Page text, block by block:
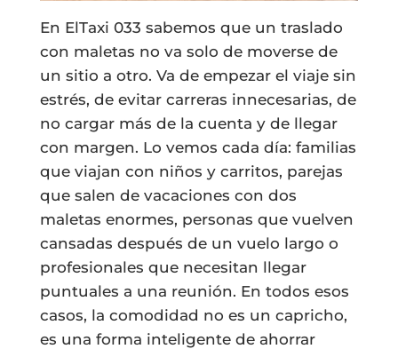
En ElTaxi 033 sabemos que un traslado
con maletas no va solo de moverse de
un sitio a otro. Va de empezar el viaje sin
estrés, de evitar carreras innecesarias, de
no cargar más de la cuenta y de llegar
con margen. Lo vemos cada día: familias
que viajan con niños y carritos, parejas
que salen de vacaciones con dos
maletas enormes, personas que vuelven
cansadas después de un vuelo largo o
profesionales que necesitan llegar
puntuales a una reunión. En todos esos
casos, la comodidad no es un capricho,
es una forma inteligente de ahorrar